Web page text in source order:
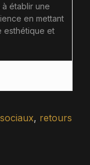
à établir une
en mettant
esthétique et
, retours